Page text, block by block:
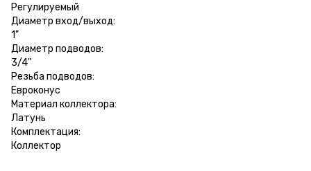
Регулируемый
Диаметр вход/выход:
1"
Диаметр подводов:
3/4"
Резьба подводов:
Евроконус
Материал коллектора:
Латунь
Комплектация:
Коллектор